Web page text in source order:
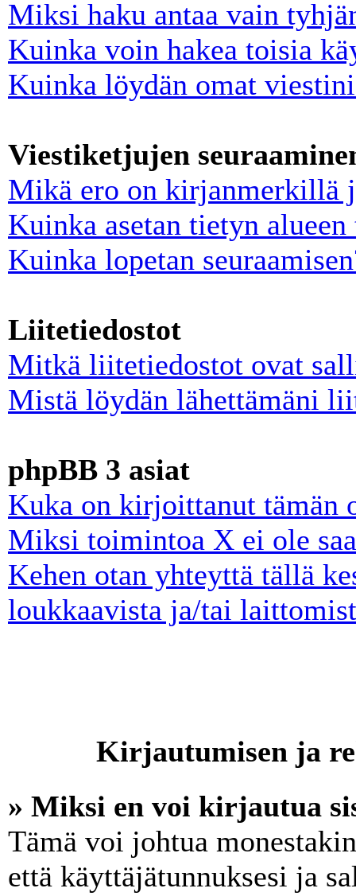
Miksi haku antaa vain
Kuinka voin hakea toisia
Kuinka löydän omat
Viestiketjujen
Mikä ero on kirjanmerkillä
Kuinka asetan tietyn
Kuinka lopetan
Liitetiedostot
Mitkä liitetiedostot ovat
Mistä löydän lähettämäni
phpBB 3 asiat
Kuka on kirjoittanut tämän
Miksi toimintoa X ei ole
Kehen otan yhteyttä tällä
loukkaavista ja/tai
Kirjautumisen ja
» Miksi en voi kirjautua
Tämä voi johtua
että käyttäjätunnuksesi ja